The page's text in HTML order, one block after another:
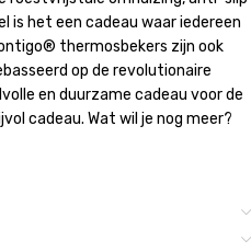
is het een cadeau waar iedereen
thermosbekers zijn ook
op de revolutionaire
en duurzame cadeau voor de
cadeau. Wat wil je nog meer?